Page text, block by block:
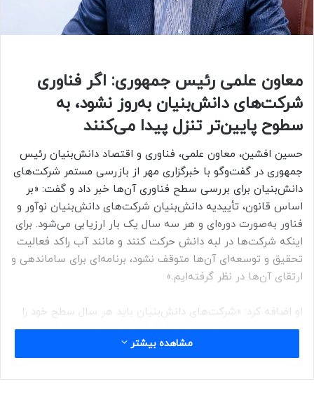
معاون علمی رئیس جمهوری: اگر فناوری
شرکت‌های دانش‌بنیان به‌روز نشود، به
سطوح پایین‌تر تنزل پیدا می‌کنند
حسین افشین، معاون علمی، فناوری و اقتصاد دانش‌بنیان رئیس
جمهوری در گفت‌وگو با خبرگزاری مهر از بازرسی مستمر شرکت‌های
دانش‌بنیان برای بررسی سطح فناوری آن‌ها خبر داد و گفت: «بر
اساس قانون، تأییدیه دانش‌بنیان شرکت‌های دانش‌بنیان نوآور و
فناور به‌صورت دوره‌ای و هر سه سال یک‌ بار ارزیابی می‌شود. برای
اینکه شرکت‌ها در لبه دانش حرکت کنند و مانند آب راکد فعالیت
تحقیق و توسعه‌ای آن‌ها متوقف نشود، برنامه‌ای برای ساماندهی و
ارتقای آن‌ها در نظر گرفته‌ایم.»
او اضافه کرد: «شرکت‌های دانش‌بنیان باید هر سال سطح خود را
ارتقا دهند و به‌روز شوند. امسال شرکت‌هایی که ۲ سال است در
سطح ۱ دانش‌بنیانی قرار داشتند و تغییری در تکنولوژی محصول
مشاهده بیشتر